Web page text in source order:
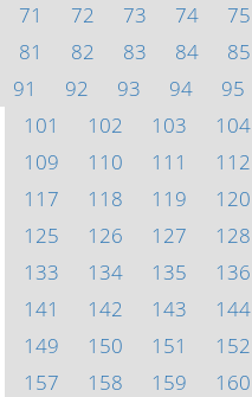
71
72 73 74 75
81
82 83 84 85
91
92 93 94 95
101
102 103 104
109
110 111 112
117
118 119 120
125
126 127 128
133
134 135 136
141
142 143 144
149
150 151 152
157
158 159 160